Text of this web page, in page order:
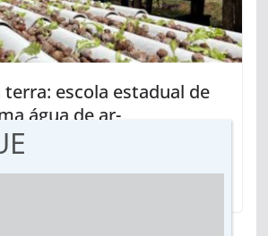
terra: escola estadual de
água de ar-
em alfaces sustentáveis